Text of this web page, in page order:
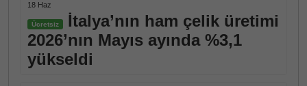
18 Haz
Ücretsiz
İtalya’nın ham çelik üretimi
2026’nın Mayıs ayında %3,1
yükseldi